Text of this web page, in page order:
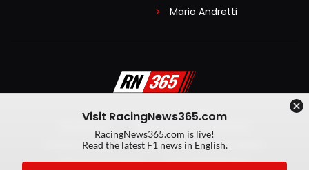
Mario Andretti
Algemene voorwaarden
Privacy Policy
Created by On Your Marks
Privacy manager
Kansspeluitingen
Visit RacingNews365.com
RacingNews365.com is live!
Read the latest F1 news in English.